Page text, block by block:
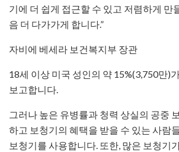
기에 더 쉽게 접근할 수 있고 저렴하게 만
음 더 다가가게 합니다.”
자비에 베세라 보건복지부 장관
​18세 이상 미국 성인의 약 15%(3,750만)
보고합니다.
그러나 높은 유병률과 청력 상실의 공중
하고 보청기의 혜택을 받을 수 있는 사람
보청기를 사용합니다. 또한, 많은 보청기